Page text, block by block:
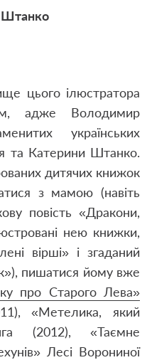
цього ілюстратора
адже Володимир
українських
та Катерини Штанко.
дитячих книжок
з мамою (навіть
повість «Дракони,
нею книжки,
вірші» і згаданий
пишатися йому вже
про Старого Лева»
«Метелика, який
(2012), «Таємне
Лесі Ворониної